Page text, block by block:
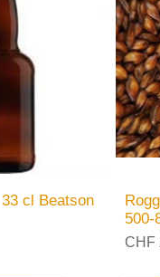
cl Beatson
500-
CHF